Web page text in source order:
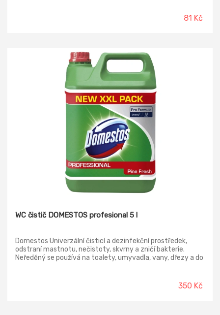
81 Kč
WC čistič DOMESTOS profesional 5 l
Domestos Univerzální čisticí a dezinfekční prostředek,
odstraní mastnotu, nečistoty, skvrny a zničí bakterie.
Neředěný se používá na toalety, umyvadla, vany, dřezy a do
350 Kč